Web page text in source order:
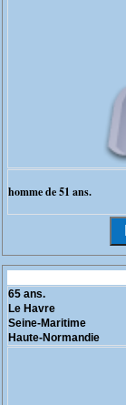
homme de 51 ans.
65 ans.
Le Havre
Seine-Maritime
Haute-Normandie